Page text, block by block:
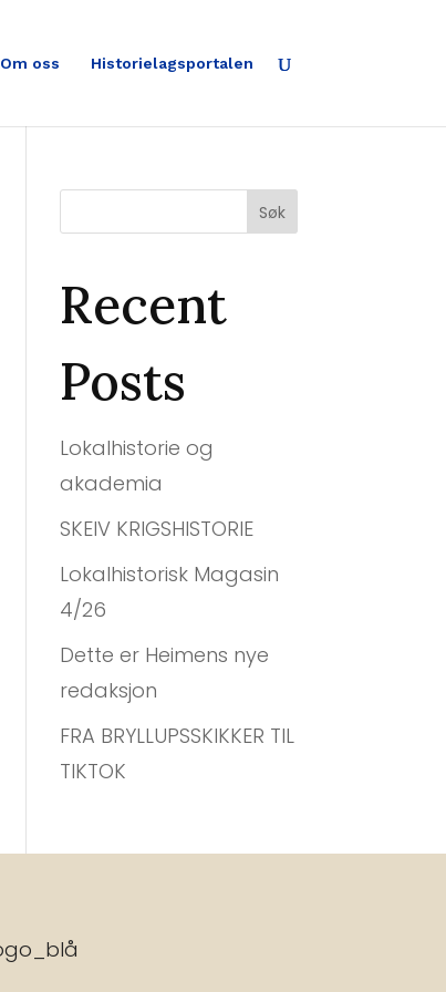
Om oss Historielagsportalen
Søk
Recent
Posts
Lokalhistorie og
akademia
SKEIV KRIGSHISTORIE
Lokalhistorisk Magasin
4/26
Dette er Heimens nye
redaksjon
FRA BRYLLUPSSKIKKER TIL
TIKTOK